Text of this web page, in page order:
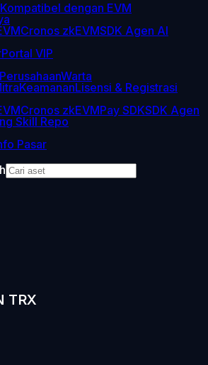
dengan EVM
Cronos zkEVMSDK Agen AI
Portal VIP
Warta
KeamananLisensi & Registrasi
Cronos zkEVMPay SDKSDK Agen
Skill Repo
Pasar
TRX